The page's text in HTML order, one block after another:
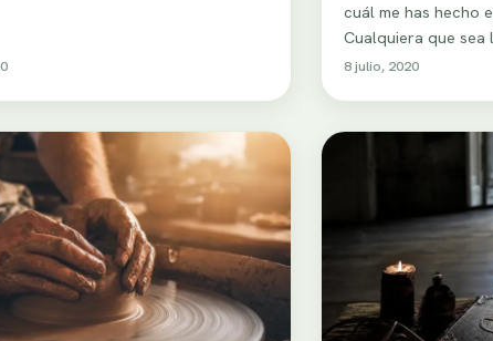
cuál me has hecho
Cualquiera que sea
8 julio, 2020